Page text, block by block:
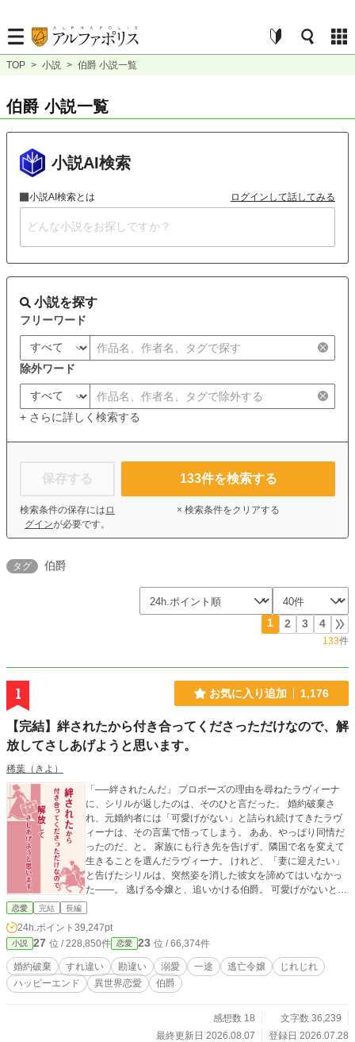
TOP > 小説 > 伯爵 小説一覧
伯爵 小説一覧
小説AI検索
小説AI検索とは ログインして話してみる
小説を探す
フリーワード
除外ワード
+ さらに詳しく検索する
保存する
検索条件の保存には ロ
グインが必要です。
133件を検索する
× 検索条件をクリアする
タグ 伯爵
1 2 3 4
133件
1 お気に入り追加 1,176
【完結】絆されたから付き合ってくださっただけなので、解
放してさしあげようと思います。
稀葉（きよ）
「──絆されたんだ」 プロポーズの理由を尋ねたラヴィーナ
に、シリルが返したのは、そのひと言だった。 婚約破棄さ
れ、元婚約者には「可愛げがない」と詰られ続けてきたラヴ
ィーナは、その言葉で悟ってしまう。 ああ、やっぱり同情だ
ったのだ、と。 家族にも行き先を告げず、隣国で名を変えて
生きることを選んだラヴィーナ。 けれど、「妻に迎えたい」
と告げたシリルは、突然姿を消した彼女を諦めてはいなかっ
た――。 逃げる令嬢と、追いかける伯爵。 可愛げがないと思
い込む彼女と、彼女を諦めない男の、じれったいすれ違い恋
恋愛 完結 長編
24h.ポイント 39,247pt
小説 27 位 / 228,850件 恋愛 23 位 / 66,374件
婚約破棄 すれ違い 勘違い 溺愛 一途 逃亡令嬢
じれじれ
ハッピーエンド
異世界恋愛 伯爵
感想数 18
文字数 36,239
最終更新日 2026.08.07
登録日 2026.07.28